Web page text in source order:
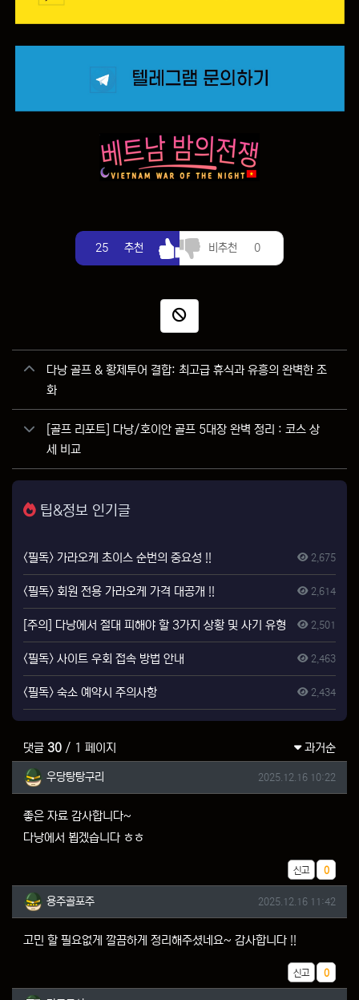
25 추천 추천 비추천 0
비추천
신고
관련자료
다낭 골프 & 황제투어 결합: 최고급 휴식과 유흥의 완벽한 조
화
[골프 리포트] 다낭/호이안 골프 5대장 완벽 정리 : 코스 상
세 비교
팁&정보 인기글
<필독> 가라오케 초이스 순번의 중요성 !! 2,675
<필독> 회원 전용 가라오케 가격 대공개 !! 2,614
[주의] 다낭에서 절대 피해야 할 3가지 상황 및 사기 유형 2,501
<필독> 사이트 우회 접속 방법 안내 2,463
<필독> 숙소 예약시 주의사항 2,434
댓글 30 / 1 페이지 과거순
우당탕탕구리님의 댓글
우당탕탕구리 작성일
2025.12.16 10:22
좋은 자료 감사합니다~
다낭에서 뵙겠습니다 ㅎㅎ
신고 추천
0
용주골포주님의 댓글
용주골포주 작성일
2025.12.16 11:42
고민 할 필요없게 깔끔하게 정리해주셨네요~ 감사합니다 !!
신고 추천
0